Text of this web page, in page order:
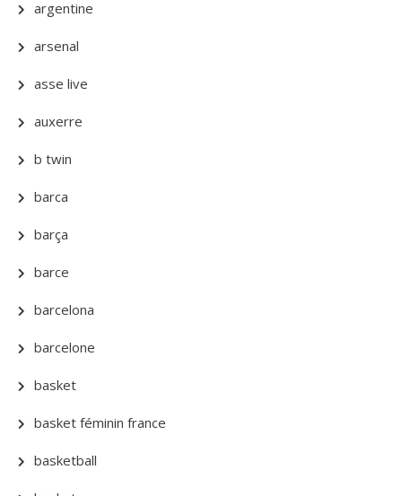
argentine
arsenal
asse live
auxerre
b twin
barca
barça
barce
barcelona
barcelone
basket
basket féminin france
basketball